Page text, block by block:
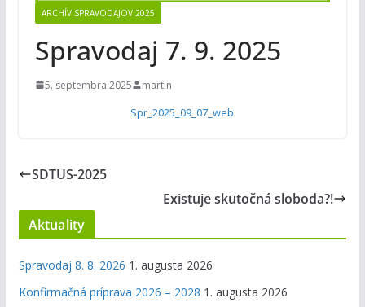
ARCHÍV SPRAVODAJOV 2025
Spravodaj 7. 9. 2025
5. septembra 2025 martin
Spr_2025_09_07_web
SDTUS-2025
Existuje skutočná sloboda?!
Aktuality
Spravodaj 8. 8. 2026 1. augusta 2026
Konfirmačná príprava 2026 – 2028 1. augusta 2026